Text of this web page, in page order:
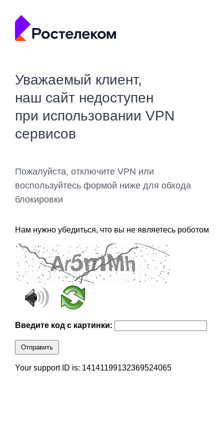
Уважаемый клиент,
наш сайт недоступен
при использовании VPN
сервисов
Пожалуйста, отключите VPN или
воспользуйтесь формой ниже для обхода
блокировки
Нам нужно убедиться, что вы не являетесь роботом
Введите код с картинки:
Отправить
Your support ID is: 14141199132369524065